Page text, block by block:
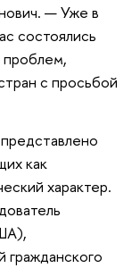
— Уже в
состоялись
проблем,
с просьбой
как
характер.
гражданского